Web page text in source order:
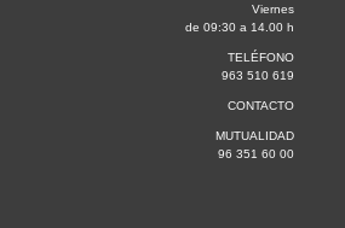
Viernes
de 09:30 a 14.00 h
TELÉFONO
963 510 619
CONTACTO
MUTUALIDAD
96 351 60 00